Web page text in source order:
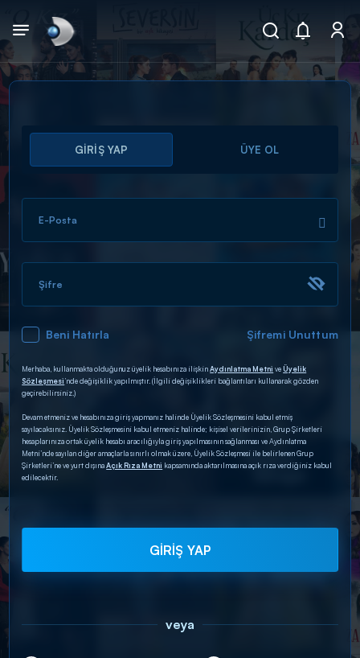
Arama
ARAMA SONUÇLARI
DİĞER SONUÇLAR
GİRİŞ YAP ÜYE OL
E-Posta
Şifre
Beni Hatırla Şifremi Unuttum
Merhaba, kullanmakta olduğunuz üyelik hesabınıza ilişkinAydınlatma Metni veÜyelik
Sözleşmesi’nde değişiklik yapılmıştır. (İlgili değişiklikleri bağlantıları kullanarak gözden
geçirebilirsiniz.)
Devam etmeniz ve hesabınıza giriş yapmanız halinde Üyelik Sözleşmesini kabul etmiş
sayılacaksınız. Üyelik Sözleşmesini kabul etmeniz halinde; kişisel verilerinizin, Grup Şirketleri
hesaplarınıza ortak üyelik hesabı aracılığıyla giriş yapılmasının sağlanması ve Aydınlatma
Metni’nde sayılan diğer amaçlarla sınırlı olmak üzere, Üyelik Sözleşmesi ile belirlenen Grup
Şirketleri’ne ve yurt dışınaAçık Rıza Metni kapsamında aktarılmasına açık rıza verdiğiniz kabul
edilecektir.
GİRİŞ YAP
veya